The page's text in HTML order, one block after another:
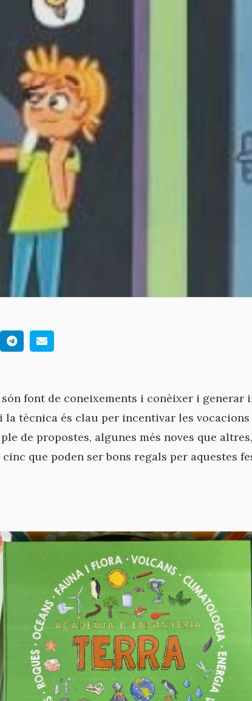
font de coneixements i conèixer i generar
tècnica és clau per incentivar les vocacions
de propostes, algunes més noves que
que poden ser bons regals per aquestes